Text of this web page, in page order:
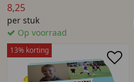
8,25
per stuk
Op voorraad
13% korting